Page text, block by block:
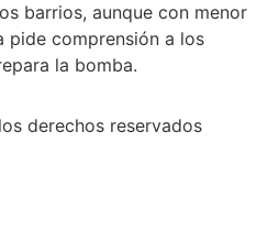
barrios, aunque con menor
pide comprensión a los
la bomba.
derechos reservados